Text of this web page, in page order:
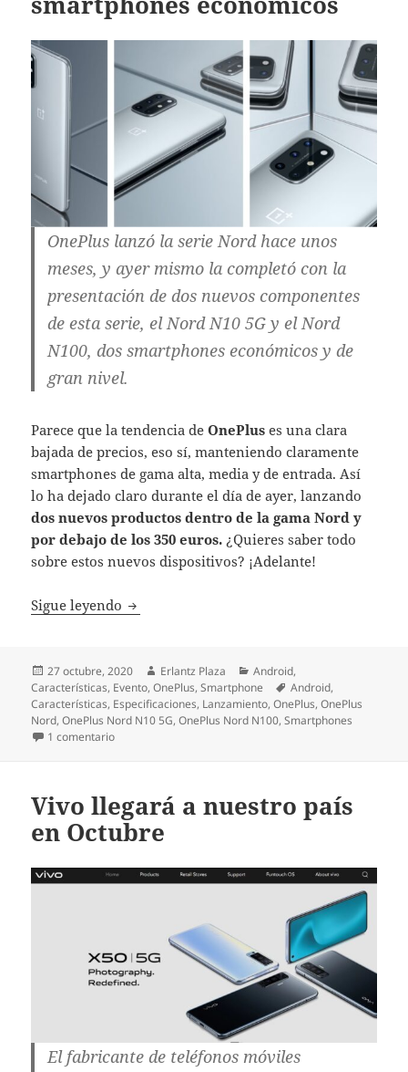
OnePlus lanzó la serie Nord hace unos
meses, y ayer mismo la completó con la
presentación de dos nuevos componentes
de esta serie, el Nord N10 5G y el Nord
N100, dos smartphones económicos y de
gran nivel.
Parece que la tendencia deOnePlus es una clara
bajada de precios, eso sí, manteniendo claramente
smartphones de gama alta, media y de entrada. Así
lo ha dejado claro durante el día de ayer, lanzando
dos nuevos productos dentro de la gama Nord y
por debajo de los 350 euros. ¿Quieres saber todo
sobre estos nuevos dispositivos? ¡Adelante!
Sigue leyendo OnePlus Nord N10 5G y N100: dos nuevos
Publicado
el
27 octubre, 2020 Autor
Erlantz Plaza Categorías
Android,
Características, Evento,OnePlus,Smartphone Etiquetas
Android,
Características, Especificaciones, Lanzamiento,OnePlus,OnePlus
Nord,OnePlus Nord N10 5G,OnePlus Nord N100,Smartphones
1 comentarioen OnePlus Nord N10 5G y N100: dos nuevos
Vivo llegará a nuestro país
en Octubre
El fabricante de teléfonos móviles